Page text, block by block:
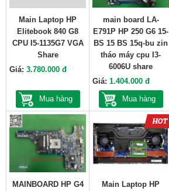
Main Laptop HP
Elitebook 840 G8
CPU I5-1135G7 VGA
Share
Giá: 3.780.000 đ
Mua hàng
main board LA-
E791P HP 250 G6 15-
BS 15 BS 15q-bu zin
tháo máy cpu I3-
6006U share
Giá:1.404.000 đ
Mua hàng
MAINBOARD HP G4
Main Laptop HP